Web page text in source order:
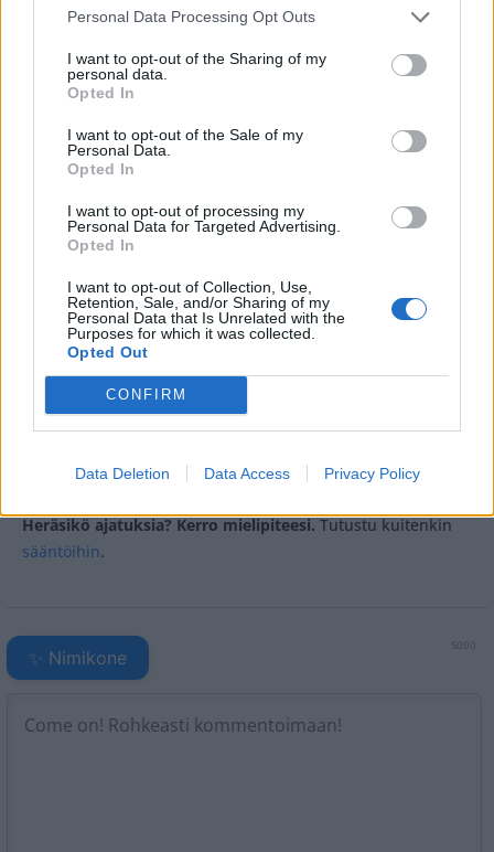
Personal Data Processing Opt Outs
I want to opt-out of the Sharing of my
personal data.
Opted In
I want to opt-out of the Sale of my
Personal Data.
Opted In
I want to opt-out of processing my
Personal Data for Targeted Advertising.
Opted In
I want to opt-out of Collection, Use,
Retention, Sale, and/or Sharing of my
Personal Data that Is Unrelated with the
Purposes for which it was collected.
Opted Out
CONFIRM
Data Deletion Data Access Privacy Policy
– Paljon onnea!, kirjoitti fysioterapeutti ja entinen missi
Piritta Hagman.
– Voi että, niin paljon onnea teille, kommentoi Miss
Suomi 2024Matilda Wirtavuori .
Seuraa Gekkosta Instagramissa
Teksti: Toimitus
Tagit Meri Turunen Missi
Kommenttiosio
Heräsikö ajatuksia? Kerro mielipiteesi.Tutustu kuitenkin
sääntöihin.
5000
✨ Nimikone